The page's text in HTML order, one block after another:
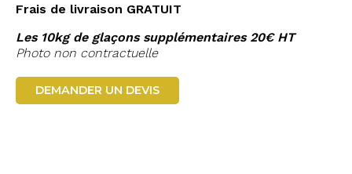
Frais de livraison GRATUIT
Les 10kg de glaçons supplémentaires 20€ HT
Photo non contractuelle
DEMANDER UN DEVIS